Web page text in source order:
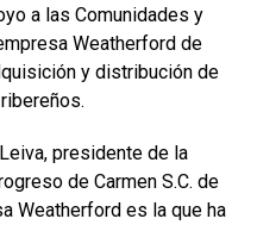
a las Comunidades y
Weatherford de
y distribución de
presidente de la
de Carmen S.C. de
Weatherford es la que ha